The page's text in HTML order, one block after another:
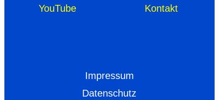
YouTube Kontakt
Impressum
Datenschutz